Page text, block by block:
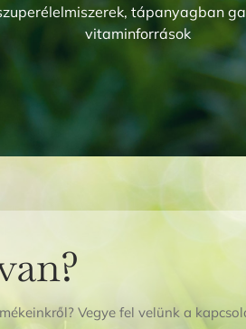
tápanyagban
vitaminforrások
Vegye fel velünk a